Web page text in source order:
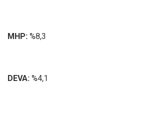
MHP: %8,3
DEVA: %4,1